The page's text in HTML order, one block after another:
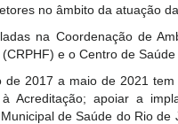
no âmbito da atuação
na Coordenação de
e o Centro de
2017 a maio de 2021
Acreditação; apoiar a
de Saúde do Rio